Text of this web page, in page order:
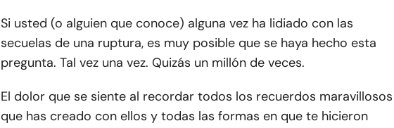
Si usted (o alguien que conoce) alguna vez ha lidiado con las
secuelas de una ruptura, es muy posible que se haya hecho esta
pregunta. Tal vez una vez. Quizás un millón de veces.
El dolor que se siente al recordar todos los recuerdos maravillosos
que has creado con ellos y todas las formas en que te hicieron